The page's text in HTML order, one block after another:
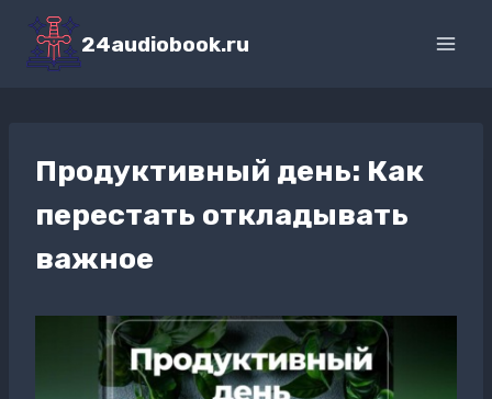
Перейти
содержимому
24audiobook.ru
Продуктивный день: Как
перестать откладывать
важное